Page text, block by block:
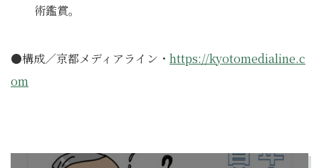
術鑑賞。
●構成／京都メディアライン・ https://kyotomedialine.c
om